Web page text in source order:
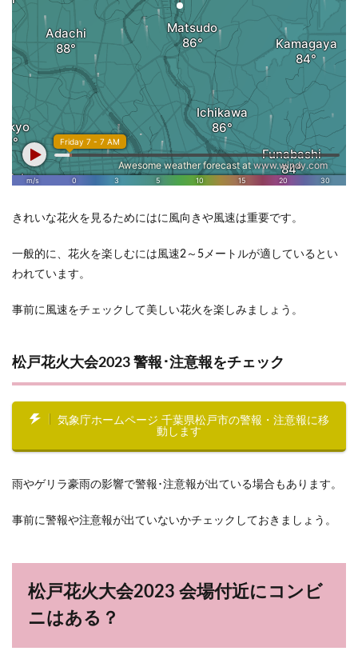
きれいな花火を見るためにはに風向きや風速は重要です。
一般的に、花火を楽しむには風速2～5メートルが適しているとい
われています。
事前に風速をチェックして美しい花火を楽しみましょう。
松戸花火大会2023 警報･注意報をチェック
気象庁ホームページ 千葉県松戸市の警報・注意報に移
動します
雨やゲリラ豪雨の影響で警報･注意報が出ている場合もあります。
事前に警報や注意報が出ていないかチェックしておきましょう。
松戸花火大会2023 会場付近にコンビ
ニはある？